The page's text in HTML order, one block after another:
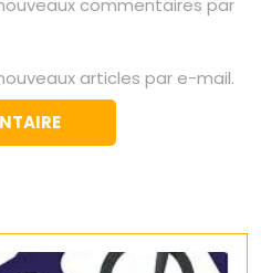
commentaires par
articles par e-mail.